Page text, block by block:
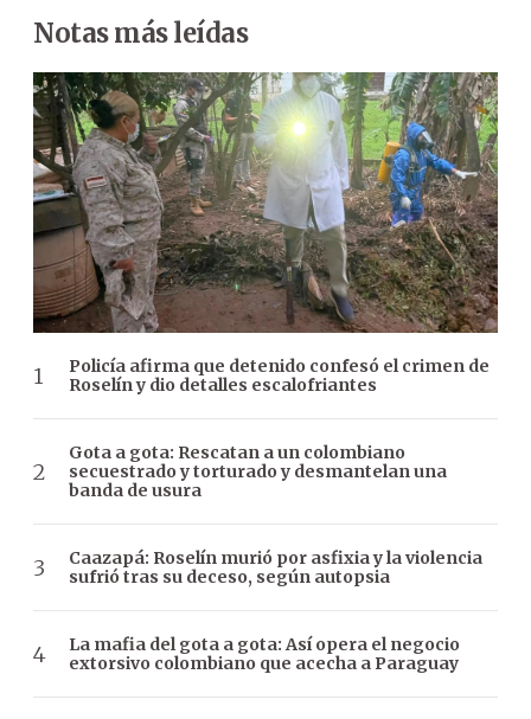
Notas más leídas
Policía afirma que detenido confesó el crimen de
Roselín y dio detalles escalofriantes
Gota a gota: Rescatan a un colombiano
secuestrado y torturado y desmantelan una
banda de usura
Caazapá: Roselín murió por asfixia y la violencia
sufrió tras su deceso, según autopsia
La mafia del gota a gota: Así opera el negocio
extorsivo colombiano que acecha a Paraguay